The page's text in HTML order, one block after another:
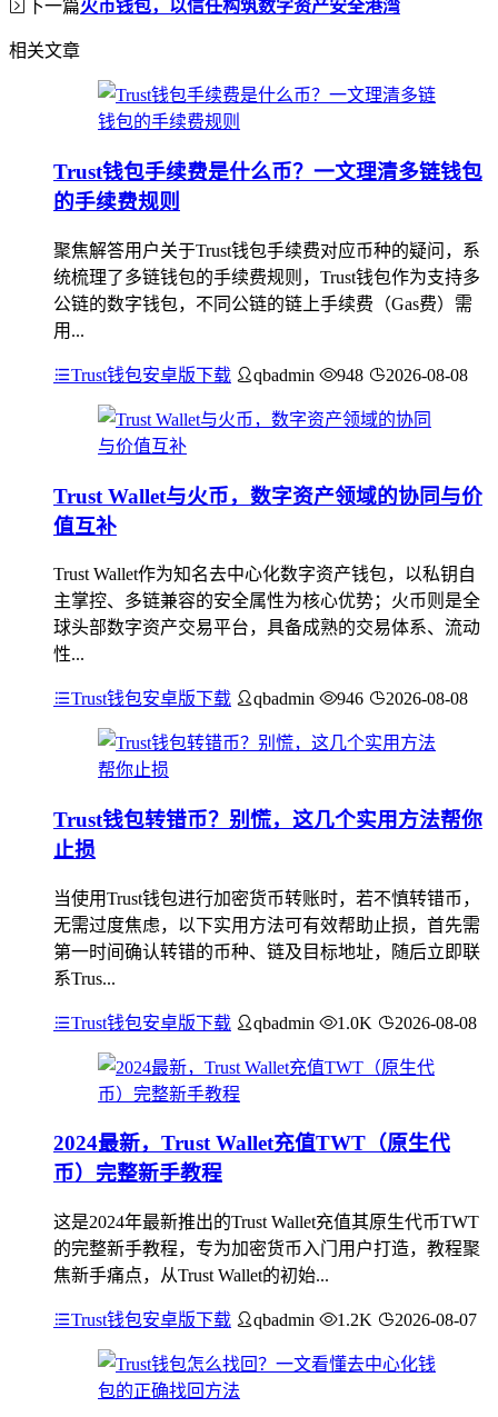
下一篇火币钱包，以信任构筑数字资产安全港湾
相关文章
Trust钱包手续费是什么币？一文理清多链钱包
的手续费规则
聚焦解答用户关于Trust钱包手续费对应币种的疑问，系
统梳理了多链钱包的手续费规则，Trust钱包作为支持多
公链的数字钱包，不同公链的链上手续费（Gas费）需
用...
Trust钱包安卓版下载 qbadmin 948 2026-08-08
Trust Wallet与火币，数字资产领域的协同与价
值互补
Trust Wallet作为知名去中心化数字资产钱包，以私钥自
主掌控、多链兼容的安全属性为核心优势；火币则是全
球头部数字资产交易平台，具备成熟的交易体系、流动
性...
Trust钱包安卓版下载 qbadmin 946 2026-08-08
Trust钱包转错币？别慌，这几个实用方法帮你
止损
当使用Trust钱包进行加密货币转账时，若不慎转错币，
无需过度焦虑，以下实用方法可有效帮助止损，首先需
第一时间确认转错的币种、链及目标地址，随后立即联
系Trus...
Trust钱包安卓版下载 qbadmin 1.0K 2026-08-08
2024最新，Trust Wallet充值TWT（原生代
币）完整新手教程
这是2024年最新推出的Trust Wallet充值其原生代币TWT
的完整新手教程，专为加密货币入门用户打造，教程聚
焦新手痛点，从Trust Wallet的初始...
Trust钱包安卓版下载 qbadmin 1.2K 2026-08-07